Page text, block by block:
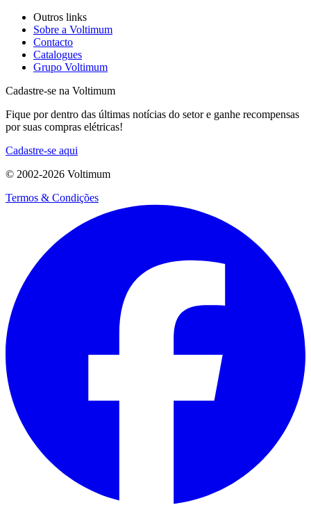
Outros links
Sobre a Voltimum
Contacto
Catalogues
Grupo Voltimum
Cadastre-se na Voltimum
Fique por dentro das últimas notícias do setor e ganhe recompensas
por suas compras elétricas!
Cadastre-se aqui
© 2002-2026 Voltimum
Termos & Condições